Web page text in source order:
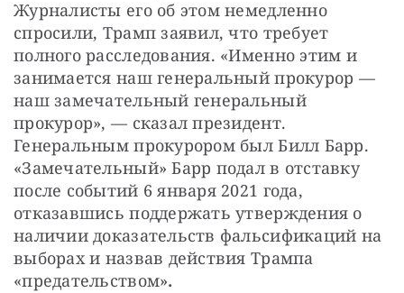
Журналисты его об этом немедленно
спросили, Трамп заявил, что требует
полного расследования. «Именно этим и
занимается наш генеральный прокурор —
наш замечательный генеральный
прокурор», — сказал президент.
Генеральным прокурором был Билл Барр.
«Замечательный» Барр подал в отставку
после событий 6 января 2021 года,
отказавшись поддержать утверждения о
наличии доказательств фальсификаций на
выборах и назвав действия Трампа
«предательством».